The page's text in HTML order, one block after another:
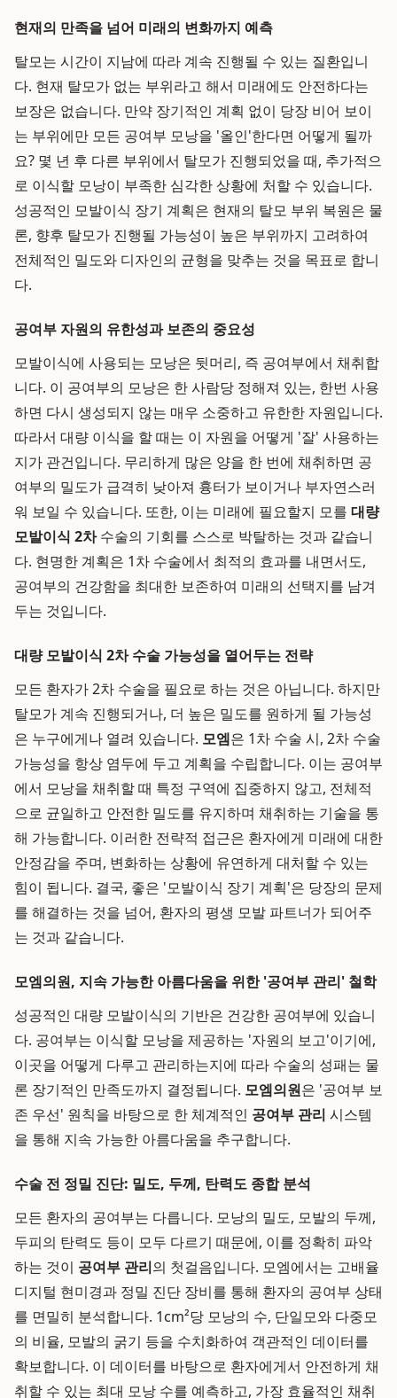
현재의 만족을 넘어 미래의 변화까지 예측
탈모는 시간이 지남에 따라 계속 진행될 수 있는 질환입니
다. 현재 탈모가 없는 부위라고 해서 미래에도 안전하다는
보장은 없습니다. 만약 장기적인 계획 없이 당장 비어 보이
는 부위에만 모든 공여부 모낭을 '올인'한다면 어떻게 될까
요? 몇 년 후 다른 부위에서 탈모가 진행되었을 때, 추가적으
로 이식할 모낭이 부족한 심각한 상황에 처할 수 있습니다.
성공적인 모발이식 장기 계획은 현재의 탈모 부위 복원은 물
론, 향후 탈모가 진행될 가능성이 높은 부위까지 고려하여
전체적인 밀도와 디자인의 균형을 맞추는 것을 목표로 합니
다.
공여부 자원의 유한성과 보존의 중요성
모발이식에 사용되는 모낭은 뒷머리, 즉 공여부에서 채취합
니다. 이 공여부의 모낭은 한 사람당 정해져 있는, 한번 사용
하면 다시 생성되지 않는 매우 소중하고 유한한 자원입니다.
따라서 대량 이식을 할 때는 이 자원을 어떻게 '잘' 사용하는
지가 관건입니다. 무리하게 많은 양을 한 번에 채취하면 공
여부의 밀도가 급격히 낮아져 흉터가 보이거나 부자연스러
워 보일 수 있습니다. 또한, 이는 미래에 필요할지 모를 대량
모발이식 2차수술의 기회를 스스로 박탈하는 것과 같습니
다. 현명한 계획은 1차 수술에서 최적의 효과를 내면서도,
공여부의 건강함을 최대한 보존하여 미래의 선택지를 남겨
두는 것입니다.
대량 모발이식 2차 수술 가능성을 열어두는 전략
모든 환자가 2차 수술을 필요로 하는 것은 아닙니다. 하지만
탈모가 계속 진행되거나, 더 높은 밀도를 원하게 될 가능성
은 누구에게나 열려 있습니다. 모엠은 1차 수술 시, 2차 수술
가능성을 항상 염두에 두고 계획을 수립합니다. 이는 공여부
에서 모낭을 채취할 때 특정 구역에 집중하지 않고, 전체적
으로 균일하고 안전한 밀도를 유지하며 채취하는 기술을 통
해 가능합니다. 이러한 전략적 접근은 환자에게 미래에 대한
안정감을 주며, 변화하는 상황에 유연하게 대처할 수 있는
힘이 됩니다. 결국, 좋은 '모발이식 장기 계획'은 당장의 문제
를 해결하는 것을 넘어, 환자의 평생 모발 파트너가 되어주
는 것과 같습니다.
모엠의원, 지속 가능한 아름다움을 위한 '공여부 관리' 철학
성공적인 대량 모발이식의 기반은 건강한 공여부에 있습니
다. 공여부는 이식할 모낭을 제공하는 '자원의 보고'이기에,
이곳을 어떻게 다루고 관리하는지에 따라 수술의 성패는 물
론 장기적인 만족도까지 결정됩니다. 모엠의원은 '공여부 보
존 우선' 원칙을 바탕으로 한 체계적인 공여부 관리 시스템
을 통해 지속 가능한 아름다움을 추구합니다.
수술 전 정밀 진단: 밀도, 두께, 탄력도 종합 분석
모든 환자의 공여부는 다릅니다. 모낭의 밀도, 모발의 두께,
두피의 탄력도 등이 모두 다르기 때문에, 이를 정확히 파악
하는 것이 공여부 관리의 첫걸음입니다. 모엠에서는 고배율
디지털 현미경과 정밀 진단 장비를 통해 환자의 공여부 상태
를 면밀히 분석합니다. 1cm²당 모낭의 수, 단일모와 다중모
의 비율, 모발의 굵기 등을 수치화하여 객관적인 데이터를
확보합니다. 이 데이터를 바탕으로 환자에게서 안전하게 채
취할 수 있는 최대 모낭 수를 예측하고, 가장 효율적인 채취